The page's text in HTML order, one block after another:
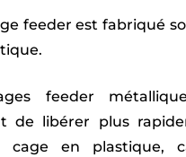
feeder est fabriqué
feeder
de libérer plus
cage en plastique,